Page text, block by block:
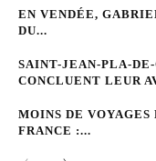
EN VENDÉE,
DU...
SAINT-JEAN-PLA-
CONCLUENT LEUR
MOINS DE VOYAGES
FRANCE :...